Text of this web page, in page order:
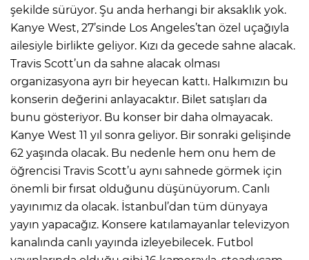
şekilde sürüyor. Şu anda herhangi bir aksaklık yok.
Kanye West, 27’sinde Los Angeles’tan özel uçağıyla
ailesiyle birlikte geliyor. Kızı da gecede sahne alacak.
Travis Scott’un da sahne alacak olması
organizasyona ayrı bir heyecan kattı. Halkımızın bu
konserin değerini anlayacaktır. Bilet satışları da
bunu gösteriyor. Bu konser bir daha olmayacak.
Kanye West 11 yıl sonra geliyor. Bir sonraki gelişinde
62 yaşında olacak. Bu nedenle hem onu hem de
öğrencisi Travis Scott’u aynı sahnede görmek için
önemli bir fırsat olduğunu düşünüyorum. Canlı
yayınımız da olacak. İstanbul’dan tüm dünyaya
yayın yapacağız. Konsere katılamayanlar televizyon
kanalında canlı yayında izleyebilecek. Futbol